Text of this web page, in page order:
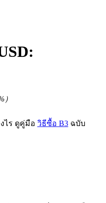
）
ไร ดูคู่มือ วิธีซื้อ B3 ฉบับ